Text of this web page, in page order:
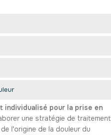
individualisé pour la prise en
une stratégie de traitement
l'origine de la douleur du